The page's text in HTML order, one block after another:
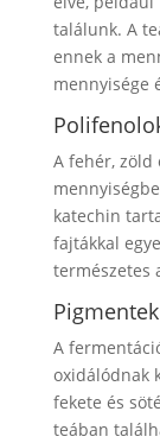
találunk. A
ennek a
mennyisége
A fehér, zöld
katechin
fajtákkal
természetes
Pigmentek
A
oxidálódnak
fekete és
teában